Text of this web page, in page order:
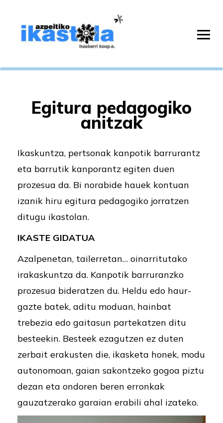
Egitura pedagogiko
anitzak
Ikaskuntza, pertsonak kanpotik barrurantz
eta barrutik kanporantz egiten duen
prozesua da. Bi norabide hauek kontuan
izanik hiru egitura pedagogiko jorratzen
ditugu ikastolan.
IKASTE GIDATUA
Azalpenetan, tailerretan… oinarritutako
irakaskuntza da. Kanpotik barruranzko
prozesua bideratzen du. Heldu edo haur-
gazte batek, aditu moduan, hainbat
trebezia edo gaitasun partekatzen ditu
besteekin. Besteek ezagutzen ez duten
zerbait erakusten die, ikasketa honek, modu
autonomoan, gaian sakontzeko gogoa piztu
dezan eta ondoren beren erronkak
gauzatzerako garaian erabili ahal izateko.